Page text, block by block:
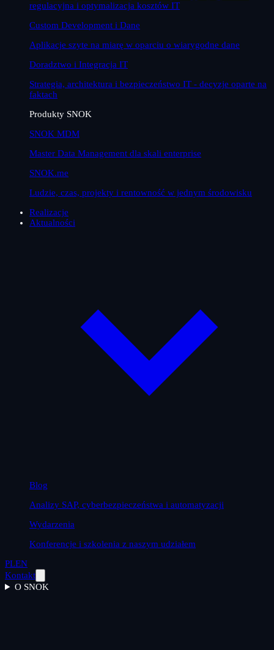
regulacyjna i optymalizacja kosztów IT
Custom Development i Dane
Aplikacje szyte na miarę w oparciu o wiarygodne dane
Doradztwo i Integracja IT
Strategia, architektura i bezpieczeństwo IT - decyzje oparte na
faktach
Produkty SNOK
SNOK MDM
Master Data Management dla skali enterprise
SNOK.me
Ludzie, czas, projekty i rentowność w jednym środowisku
Realizacje
Aktualności
Blog
Analizy SAP, cyberbezpieczeństwa i automatyzacji
Wydarzenia
Konferencje i szkolenia z naszym udziałem
PLEN
Kontakt
O SNOK